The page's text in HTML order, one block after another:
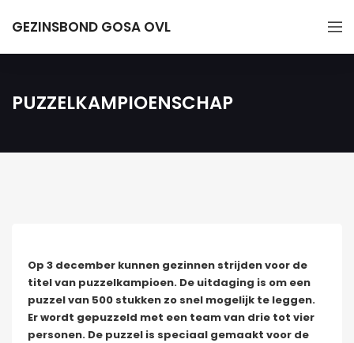
GEZINSBOND GOSA OVL
PUZZELKAMPIOENSCHAP
Op 3 december kunnen gezinnen strijden voor de
titel van puzzelkampioen. De uitdaging is om een
puzzel van 500 stukken zo snel mogelijk te leggen.
Er wordt gepuzzeld met een team van drie tot vier
personen. De puzzel is speciaal gemaakt voor de